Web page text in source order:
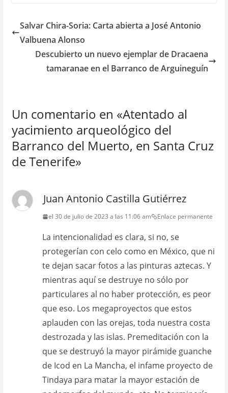
Salvar Chira-Soria: Carta abierta a José Antonio
Valbuena Alonso
Descubierto un nuevo ejemplar de Dracaena
tamaranae en el Barranco de Arguineguín
Un comentario en «Atentado al
yacimiento arqueológico del
Barranco del Muerto, en Santa Cruz
de Tenerife»
Juan Antonio Castilla Gutiérrez
el 30 de julio de 2023 a las 11:06 am Enlace permanente
La intencionalidad es clara, si no, se
protegerían con celo como en México, que ni
te dejan sacar fotos a las pinturas aztecas. Y
mientras aquí se destruye no sólo por
particulares al no haber protección, es peor
que eso. Los megaproyectos que estos
aplauden con las orejas, toda nuestra costa
destrozada y las islas. Premeditación con la
que se destruyó la mayor pirámide guanche
de Icod en La Mancha, el infame proyecto de
Tindaya para matar la mayor estación de